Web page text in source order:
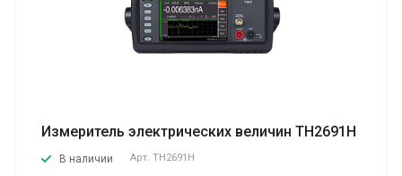
Измеритель электрических величин TH2691H
В наличии Арт. TH2691H